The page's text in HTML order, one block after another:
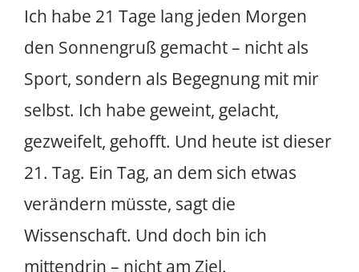
Ich habe 21 Tage lang jeden Morgen
den Sonnengruß gemacht – nicht als
Sport, sondern als Begegnung mit mir
selbst. Ich habe geweint, gelacht,
gezweifelt, gehofft. Und heute ist dieser
21. Tag. Ein Tag, an dem sich etwas
verändern müsste, sagt die
Wissenschaft. Und doch bin ich
mittendrin – nicht am Ziel.